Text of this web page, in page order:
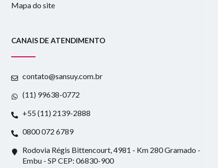
Mapa do site
CANAIS DE ATENDIMENTO
contato@sansuy.com.br
(11) 99638-0772
+55 (11) 2139-2888
0800 072 6789
Rodovia Régis Bittencourt, 4981 - Km 280 Gramado -
Embu - SP CEP: 06830-900